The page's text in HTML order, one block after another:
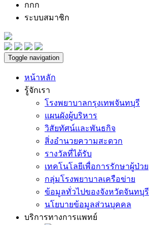
กกก
ระบบสมาชิก
Toggle navigation
หน้าหลัก
รู้จักเรา
โรงพยาบาลกรุงเทพจันทบุรี
แผนผังผู้บริหาร
วิสัยทัศน์และพันธกิจ
สิ่งอำนวยความสะดวก
รางวัลที่ได้รับ
เทคโนโลยีเพื่อการรักษาผู้ป่วย
กลุ่มโรงพยาบาลเครือข่าย
ข้อมูลทั่วไปของจังหวัดจันทบุรี
นโยบายข้อมูลส่วนบุคคล
บริการทางการแพทย์